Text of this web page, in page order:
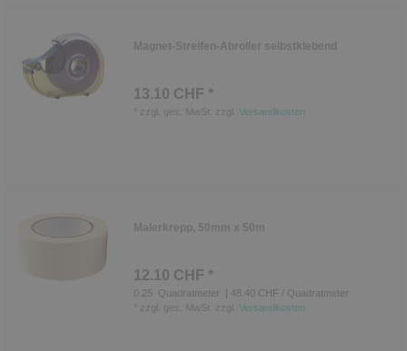
Magnet-Streifen-Abroller selbstklebend
13.10 CHF *
zzgl. ges. MwSt. zzgl. Versandkosten
Malerkrepp, 50mm x 50m
12.10 CHF *
0.25 Quadratmeter
| 48.40 CHF / Quadratmeter
zzgl. ges. MwSt. zzgl. Versandkosten